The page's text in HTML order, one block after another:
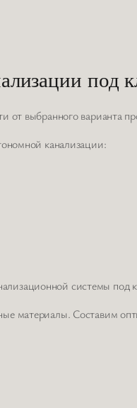
под
от выбранного варианта
канализации:
системы под
материалы. Составим